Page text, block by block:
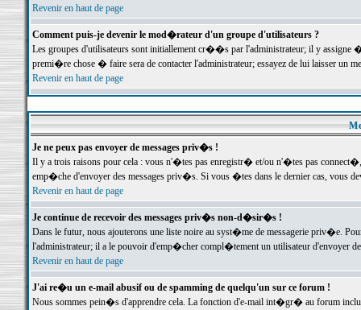
Revenir en haut de page
Comment puis-je devenir le mod�rateur d'un groupe d'utilisateurs ?
Les groupes d'utilisateurs sont initiallement cr��s par l'administrateur; il y
premi�re chose � faire sera de contacter l'administrateur; essayez de lui laisser un
Revenir en haut de page
Je ne peux pas envoyer de messages priv�s !
Il y a trois raisons pour cela : vous n'�tes pas enregistr� et/ou n'�tes pas
emp�che d'envoyer des messages priv�s. Si vous �tes dans le dernier cas, vous
Revenir en haut de page
Je continue de recevoir des messages priv�s non-d�sir�s !
Dans le futur, nous ajouterons une liste noire au syst�me de messagerie priv�e.
l'administrateur; il a le pouvoir d'emp�cher compl�tement un utilisateur d'envoyer
Revenir en haut de page
J'ai re�u un e-mail abusif ou de spamming de quelqu'un sur ce forum !
Nous sommes pein�s d'apprendre cela. La fonction d'e-mail int�gr� au forum inclut